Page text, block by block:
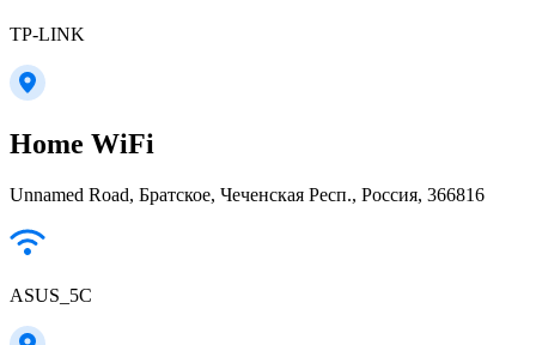
TP-LINK
Home WiFi
Unnamed Road, Братское, Чеченская Респ., Россия, 366816
ASUS_5C